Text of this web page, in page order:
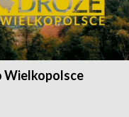
Wielkopolsce